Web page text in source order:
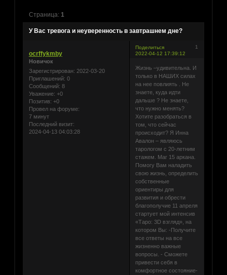
У Вас тревога и неуверенность в завтрашнем дне?
Страница: 1
Поделиться
1
2022-04-12 17:39:12
ocrffykmby
Новичок
Зарегистрирован: 2022-03-20
Приглашений: 0
Сообщений: 8
Уважение: +0
Позитив: +0
Провел на форуме:
7 минут
Последний визит:
2024-04-13 04:03:28
Жизнь –удивительна. И
только в НАШИХ силах
на нее повлиять . Не
знаете, куда идти
дальше ? Не знаете,
что нужно менять?
Хотите разобраться в
том, что сейчас
происходит? Я Инна
Авалон – являюсь
тарологом с 20-летним
стажем. Маг 15 аркана.
Помогу Вам наладить
свою жизнь, определить
собственные
ориентиры для
развития и обрести
благополучие 11 апреля
стартует мой интенсив
«Таро: 3D взгляд», на
котором Вы: -Получите
все ответы на все
жизненно важные
вопросы. - Сможете
привести себя в
комфортное состояние-